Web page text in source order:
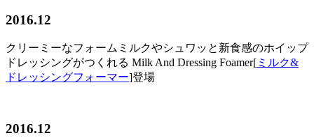
2016.12
クリーミーなフォームミルクやシュワッと新食感のホイップ
ドレッシングがつくれる Milk And Dressing Foamer[ ミルク&
ドレッシングフォーマー]登場
2016.12